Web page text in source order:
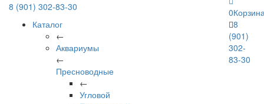
8 (901) 302-83-30
Каталог
←
Аквариумы
←
Пресноводные
←
Угловой
0
8
(901)
302-
83-30